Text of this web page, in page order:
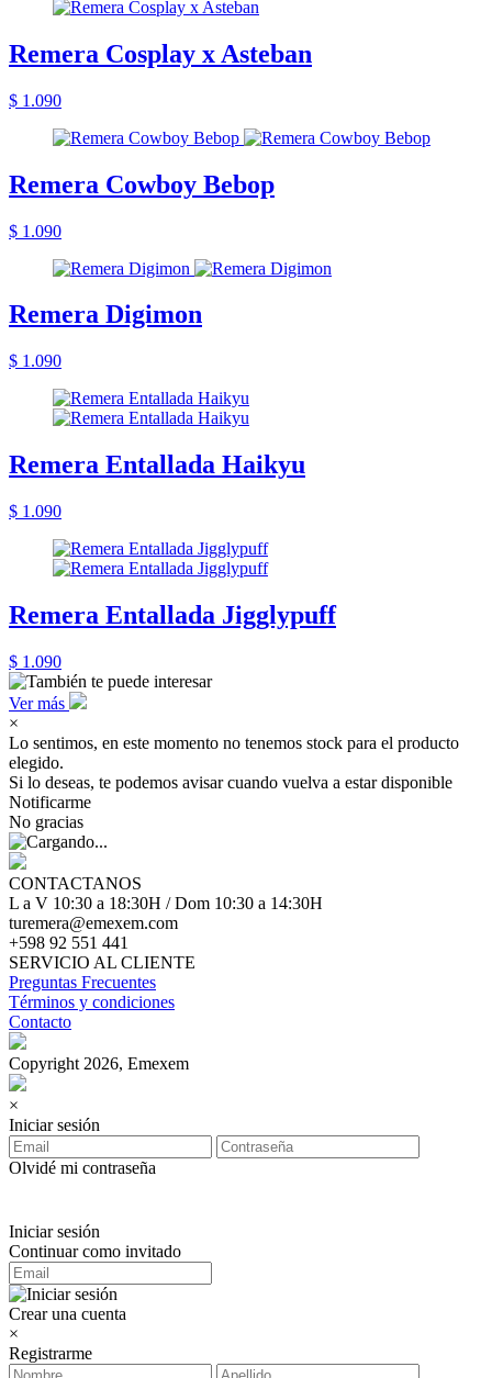
Remera Cosplay x Asteban
$ 1.090
Remera Cowboy Bebop
$ 1.090
Remera Digimon
$ 1.090
Remera Entallada Haikyu
$ 1.090
Remera Entallada Jigglypuff
$ 1.090
Ver más
×
Lo sentimos, en este momento no tenemos stock para el producto
elegido.
Si lo deseas, te podemos avisar cuando vuelva a estar disponible
Notificarme
No gracias
CONTACTANOS
L a V 10:30 a 18:30H / Dom 10:30 a 14:30H
turemera@emexem.com
+598 92 551 441
SERVICIO AL CLIENTE
Preguntas Frecuentes
Términos y condiciones
Contacto
Copyright 2026, Emexem
×
Iniciar sesión
Olvidé mi contraseña
Iniciar sesión
Continuar como invitado
Crear una cuenta
×
Registrarme